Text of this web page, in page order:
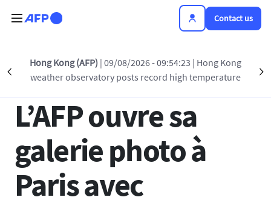
Contact us
Précédent
Hong Kong (AFP) | 09/08/2026 - 09:54:23 | Hong Kong
weather observatory posts record high temperature
Back to list
31 AUG 2024 - 11:33
L’AFP ouvre sa
galerie photo à
Paris avec